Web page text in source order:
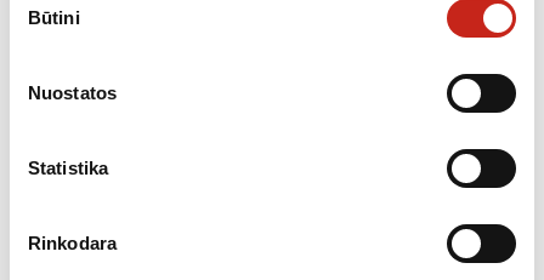
pasirinkimas
Būtini
Nuostatos
Statistika
Rinkodara